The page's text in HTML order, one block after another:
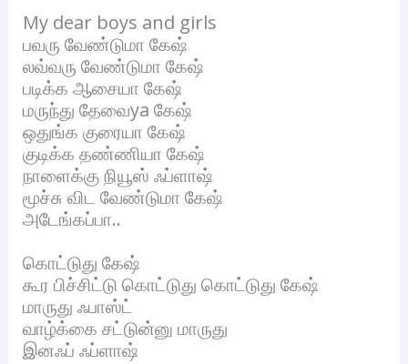
My dear boys and girls
பவரு வேண்டுமா கேஷ்
லவ்வரு வேண்டுமா கேஷ்
படிக்க ஆசையா கேஷ்
மருந்து தேவைya கேஷ்
ஒதுங்க குரையா கேஷ்
குடிக்க தண்ணியா கேஷ்
நாளைக்கு நியூஸ் ஃப்ளாஷ்
மூச்சு விட வேண்டுமா கேஷ்
அடேங்கப்பா..
கொட்டுது கேஷ்
கூர பிச்சிட்டு கொட்டுது கொட்டுது கேஷ்
மாருது ஃபாஸ்ட்
வாழ்க்கை சட்டுன்னு மாருது
இனஃப் ஃப்ளாஷ்